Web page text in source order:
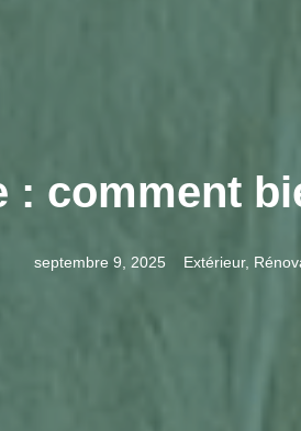
: comment
septembre 9, 2025 Extérieur,